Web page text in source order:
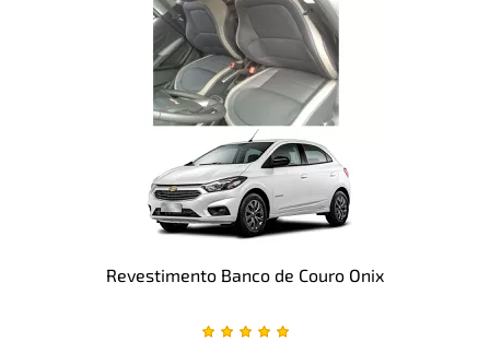
Revestimento Banco de Couro Onix